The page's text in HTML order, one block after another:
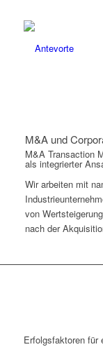
M&A und
M&A Transaction
als integrierter
Wir arbeiten mit
von
nach der
Erfolgsfaktoren für